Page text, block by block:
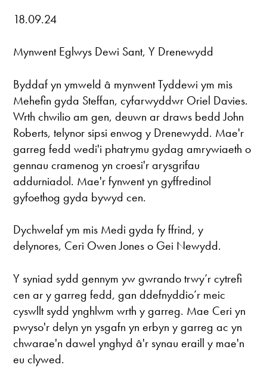
18.09.24
Mynwent Eglwys Dewi Sant, Y Drenewydd
Byddaf yn ymweld â mynwent Tyddewi ym mis
Mehefin gyda Steffan, cyfarwyddwr Oriel Davies.
Wrth chwilio am gen, deuwn ar draws bedd John
Roberts, telynor sipsi enwog y Drenewydd. Mae'r
garreg fedd wedi'i phatrymu gydag amrywiaeth o
gennau cramenog yn croesi'r arysgrifau
addurniadol. Mae'r fynwent yn gyffredinol
gyfoethog gyda bywyd cen.
Dychwelaf ym mis Medi gyda fy ffrind, y
delynores, Ceri Owen Jones o Gei Newydd.
Y syniad sydd gennym yw gwrando trwy’r cytrefi
cen ar y garreg fedd, gan ddefnyddio’r meic
cyswllt sydd ynghlwm wrth y garreg. Mae Ceri yn
pwyso'r delyn yn ysgafn yn erbyn y garreg ac yn
chwarae'n dawel ynghyd â'r synau eraill y mae'n
eu clywed.